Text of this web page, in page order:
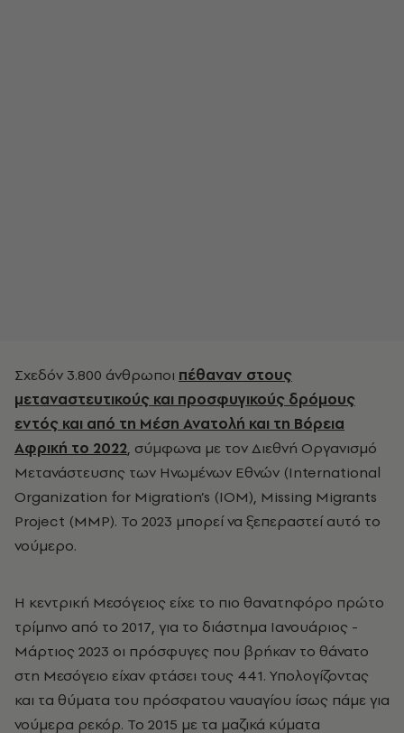
Σχεδόν 3.800 άνθρωποι πέθαναν στους
μεταναστευτικούς και προσφυγικούς δρόμους
εντός και από τη Μέση Ανατολή και τη Βόρεια
Αφρική το 2022, σύμφωνα με τον Διεθνή Οργανισμό
Μετανάστευσης των Ηνωμένων Εθνών (International
Organization for Migration’s (IOM), Missing Migrants
Project (MMP). Το 2023 μπορεί να ξεπεραστεί αυτό το
νούμερο.
Η κεντρική Μεσόγειος είχε το πιο θανατηφόρο πρώτο
τρίμηνο από το 2017, για το διάστημα Ιανουάριος -
Μάρτιος 2023 οι πρόσφυγες που βρήκαν το θάνατο
στη Μεσόγειο είχαν φτάσει τους 441. Υπολογίζοντας
και τα θύματα του πρόσφατου ναυαγίου ίσως πάμε για
νούμερα ρεκόρ. Το 2015 με τα μαζικά κύματα